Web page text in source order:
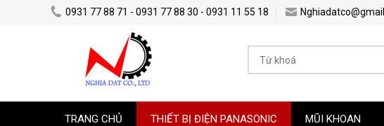
0931 77 88 71 - 0931 77 88 30 - 0931 11 55 18
TRANG CHỦ THIẾT BỊ ĐIỆN PANASONIC MŨI KHOAN